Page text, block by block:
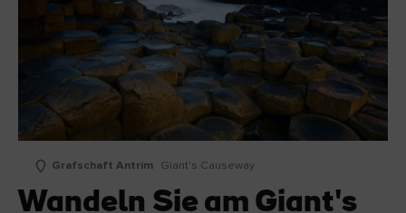
Grafschaft Antrim Giant's Causeway
Wandeln Sie am Giant's